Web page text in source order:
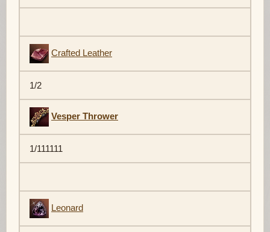
Crafted Leather
1/2
Vesper Thrower
1/111111
Leonard